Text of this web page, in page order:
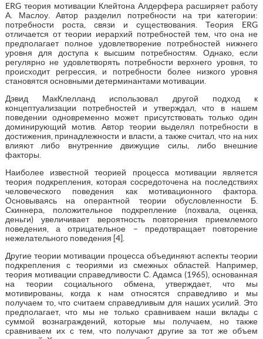
ERG теория мотивации Клейтона Алдерфера расширяет работу
А. Маслоу. Автор разделил потребности на три категории:
потребности роста, связи и существования. Теория ERG
отличается от теории иерархий потребностей тем, что она не
предполагает полное удовлетворение потребностей нижнего
уровня для доступа к высшим потребностям. Однако, если
регулярно не удовлетворять потребности верхнего уровня, то
происходит регрессия, и потребности более низкого уровня
становятся основными детерминантами мотивации.
Дэвид МакКлелланд использовал другой подход к
концептуализации потребностей и утверждал, что в нашем
поведении одновременно может присутствовать только один
доминирующий мотив. Автор теории выделял потребности в
достижения, принадлежности и власти, а также считал, что на них
влияют либо внутренние движущие силы, либо внешние
факторы.
Наиболее известной теорией процесса мотивации является
теория подкрепления, которая сосредоточена на последствиях
человеческого поведения как мотивационного фактора.
Основываясь на оперантной теории обусловленности Б.
Скиннера, положительное подкрепление (похвала, оценка,
деньги) увеличивает вероятность повторения приемлемого
поведения, а отрицательное – предотвращает повторение
нежелательного поведения [4].
Другие теории мотивации процесса объединяют аспекты теории
подкрепления с теориями из смежных областей. Например,
теория мотивации справедливости С. Адамса (1965), основанная
на теории социального обмена, утверждает, что мы
мотивированы, когда к нам относятся справедливо и мы
получаем то, что считаем справедливым для наших усилий. Это
предполагает, что мы не только сравниваем наши вклады с
суммой вознаграждений, которые мы получаем, но также
сравниваем их с тем, что получают другие за тот же объем